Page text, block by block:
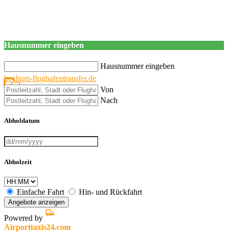
Hausnummer eingeben
Hausnummer eingeben
bochum-flughafentransfer.de
Von
Nach
Abholdatum
Abholzeit
Einfache Fahrt Hin- und Rückfahrt
Angebote anzeigen
Powered by
Airporttaxis24.com